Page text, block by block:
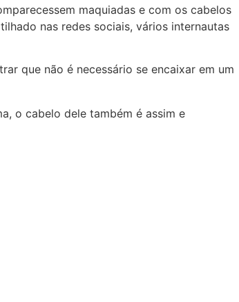
maquiadas e com os cabelos
nas redes sociais, vários internautas
que não é necessário se encaixar em um
o cabelo dele também é assim e